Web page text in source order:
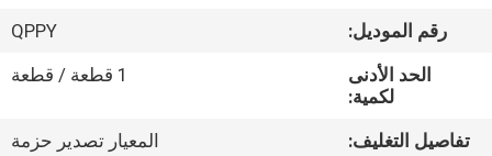
جولة
المصنع
رقم الموديل:
QPPY
الحد الأدنى
لكمية:
1 قطعة / قطعة
تفاصيل التغليف:
المعيار تصدير حزمة